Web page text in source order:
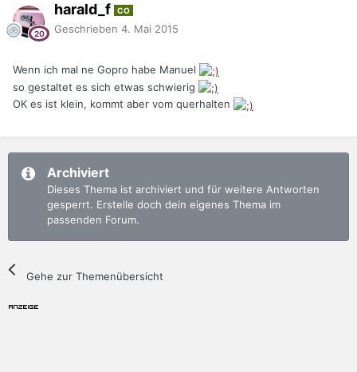
harald_f CO
Geschrieben 4. Mai 2015
Wenn ich mal ne Gopro habe Manuel
so gestaltet es sich etwas schwierig
OK es ist klein, kommt aber vom querhalten
Archiviert
Dieses Thema ist archiviert und für weitere Antworten
gesperrt. Erstelle doch dein eigenes Thema im
passenden Forum.
Gehe zur Themenübersicht